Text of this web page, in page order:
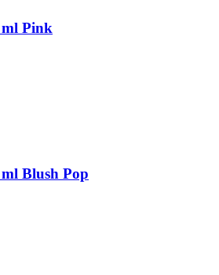
Pink
Blush Pop